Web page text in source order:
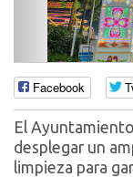
Facebook
El
desplegar un
limpieza para